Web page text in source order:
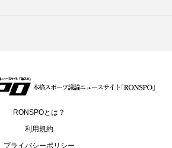
RONSPOとは？
利用規約
プライバシーポリシー